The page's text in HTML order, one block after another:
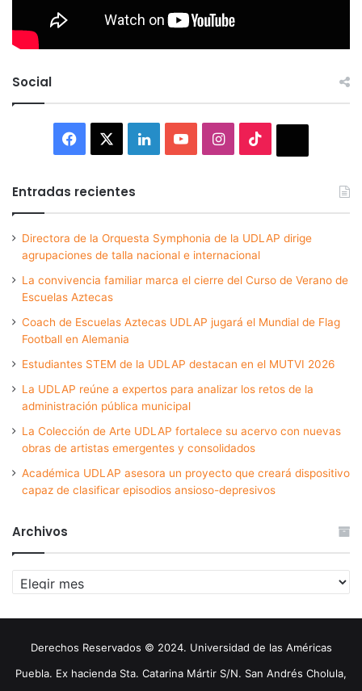
Social
Facebook LinkedInYouTubeInstagram
Entradas recientes
Directora de la Orquesta Symphonia de la UDLAP dirige
agrupaciones de talla nacional e internacional
La convivencia familiar marca el cierre del Curso de Verano de
Escuelas Aztecas
Coach de Escuelas Aztecas UDLAP jugará el Mundial de Flag
Football en Alemania
Estudiantes STEM de la UDLAP destacan en el MUTVI 2026
La UDLAP reúne a expertos para analizar los retos de la
administración pública municipal
La Colección de Arte UDLAP fortalece su acervo con nuevas
obras de artistas emergentes y consolidados
Académica UDLAP asesora un proyecto que creará dispositivo
capaz de clasificar episodios ansioso-depresivos
Archivos
Archivos
Derechos Reservados © 2024. Universidad de las Américas
Puebla. Ex hacienda Sta. Catarina Mártir S/N. San Andrés Cholula,